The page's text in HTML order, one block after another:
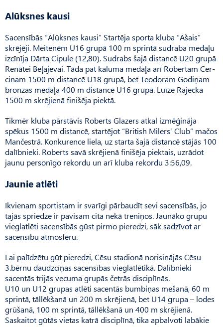
Alūksnes kausi
Sacensībās “Alūksnes kausi” Startēja sporta kluba “Ašais”
skrējēji. Meitenēm U16 grupā 100 m sprintā sudraba medaļu
izcīnīja Dārta Cipule (12,80). Sudrabs šajā distancē U20 grupā
Renātei Beļajevai. Tāda pat kaluma medaļa arī Robertam Cer­
cinam 1500 m distancē U18 grupā, bet Teodoram Godiņam
bronzas medaļa 400 m distancē U16 grupā. Luīze Rajecka
1500 m skrējienā finišēja piektā.
Tikmēr kluba pārstāvis Roberts Glazers atkal izmēģināja
spēkus 1500 m distancē, startējot “Bri­tish Milers’ Club” mačos
Man­čestrā. Konkurence liela, uz starta šajā distancē stājās 100
dalībnieki. Roberts savā skrējienā finišēja piektais, uzrādot
jaunu personīgo rekordu un arī kluba rekordu 3:56,09.
Jaunie atlēti
Ikvienam sportistam ir svarīgi pārbaudīt sevi sacensībās, jo
tajās spriedze ir pavisam cita nekā treniņos. Jaunāko grupu
vieglatlēti sacensībās gūst pirmo pieredzi, sāk sadzīvot ar
sacensību atmosfēru.
Lai palīdzētu gūt pieredzi, Cēsu stadionā norisinājās Cēsu
3.bērnu daudzcīņas sacensības vieglatlētikā. Dalībnieki
sacentās trijās vecuma grupās četrās disciplīnās.
U10 un U12 grupas atlēti sacentās bumbiņas mešanā, 60 m
sprintā, tāllēkšanā un 200 m skrējienā, bet U14 grupa – lodes
grūšanā, 100 m sprintā, tāllēkšanā un 400 m skrējienā.
Saskaitot gūtās vietas katrā disciplīnā, tika apbalvoti labākie